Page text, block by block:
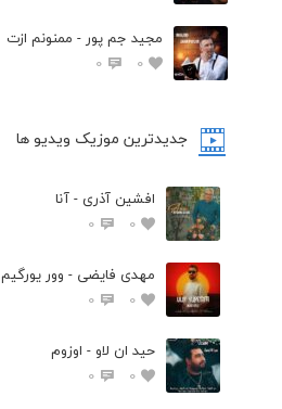
مجید جم پور - ممنونم ازت
0
0
جدیدترین موزیک ویدیو ها
افشین آذری - آنا
0
0
مهدی فایضی - وور یورگیم
0
0
حید ان لاو - اوزوم
0
0